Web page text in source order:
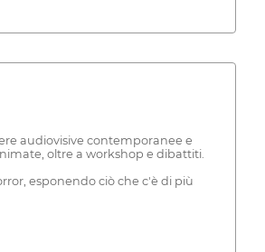
audiovisive contemporanee e
oltre a workshop e dibattiti.
esponendo ciò che c'è di più